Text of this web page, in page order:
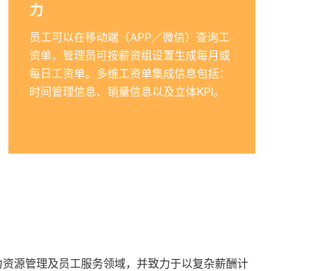
力
员工可以在移动端（APP／微信）查询工
资单，管理员可按薪资组设置生成每月或
每日工资单。多维工资单集成信息包括：
时间管理信息、销量信息以及立体KPI。
源管理及员工服务领域，并致力于以复杂薪酬计